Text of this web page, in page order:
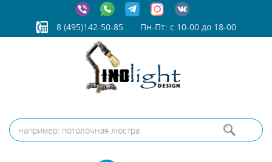
8 (495)142-50-85 Пн-Пт: с 10-00 до 18-00